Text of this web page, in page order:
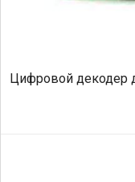
Цифровой декодер